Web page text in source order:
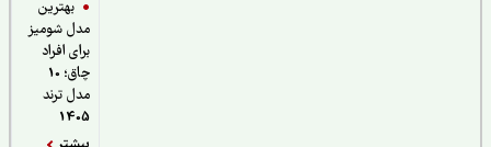
بهترین
مدل شومیز
برای افراد
چاق؛ 10
مدل ترند